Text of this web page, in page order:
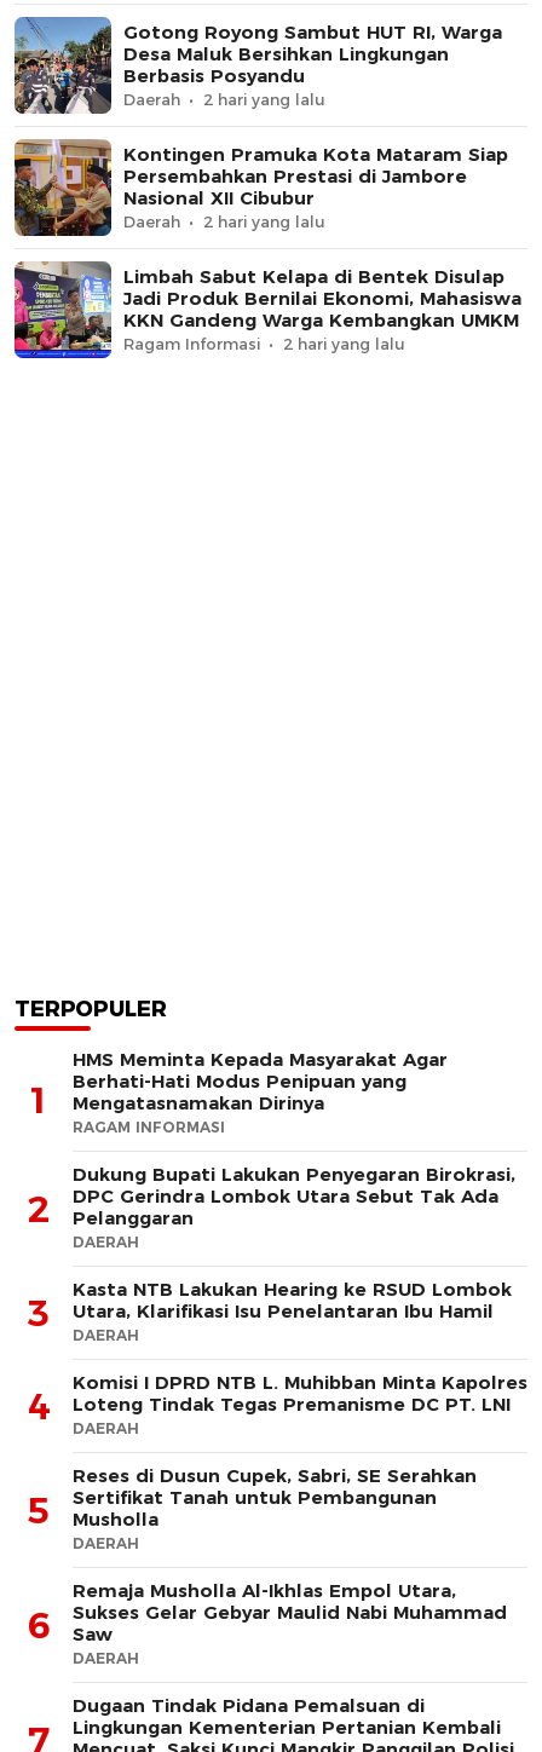
Gotong Royong Sambut HUT RI, Warga
Desa Maluk Bersihkan Lingkungan
Berbasis Posyandu
Daerah 2 hari yang lalu
Kontingen Pramuka Kota Mataram Siap
Persembahkan Prestasi di Jambore
Nasional XII Cibubur
Daerah 2 hari yang lalu
Limbah Sabut Kelapa di Bentek Disulap
Jadi Produk Bernilai Ekonomi, Mahasiswa
KKN Gandeng Warga Kembangkan UMKM
Ragam Informasi 2 hari yang lalu
TERPOPULER
1
HMS Meminta Kepada Masyarakat Agar
Berhati-Hati Modus Penipuan yang
Mengatasnamakan Dirinya
RAGAM INFORMASI
2
Dukung Bupati Lakukan Penyegaran Birokrasi,
DPC Gerindra Lombok Utara Sebut Tak Ada
Pelanggaran
DAERAH
3
Kasta NTB Lakukan Hearing ke RSUD Lombok
Utara, Klarifikasi Isu Penelantaran Ibu Hamil
DAERAH
4
Komisi I DPRD NTB L. Muhibban Minta Kapolres
Loteng Tindak Tegas Premanisme DC PT. LNI
DAERAH
5
Reses di Dusun Cupek, Sabri, SE Serahkan
Sertifikat Tanah untuk Pembangunan
Musholla
DAERAH
6
Remaja Musholla Al-Ikhlas Empol Utara,
Sukses Gelar Gebyar Maulid Nabi Muhammad
Saw
DAERAH
7
Dugaan Tindak Pidana Pemalsuan di
Lingkungan Kementerian Pertanian Kembali